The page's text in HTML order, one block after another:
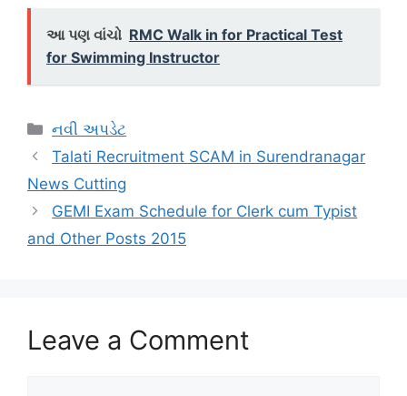
આ પણ વાંચો RMC Walk in for Practical Test
for Swimming Instructor
Categories
નવી અપડેટ
Talati Recruitment SCAM in Surendranagar
News Cutting
GEMI Exam Schedule for Clerk cum Typist
and Other Posts 2015
Leave a Comment